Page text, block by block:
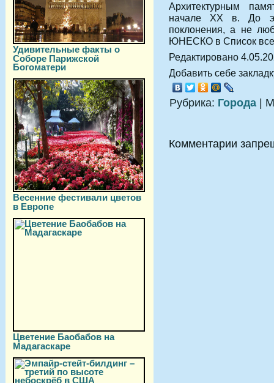
Удивительные факты о
Соборе Парижской
Богоматери
Весенние фестивали цветов
в Европе
Цветение Баобабов на
Мадагаскаре
Архитектурным
начале XX в. До
поклонения, а не
ЮНЕСКО в Список
Редактировано
Добавить себе
Рубрика: Города |
Комментарии